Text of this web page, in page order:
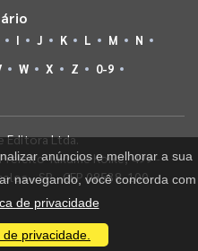
I J K L M
N
W X Z 0-9
Editora Ltda.
Takume Koike, 499 -
- SP - CEP 08538-100
anúncios e melhorar a sua
navegando, você concorda com
de privacidade
privacidade.